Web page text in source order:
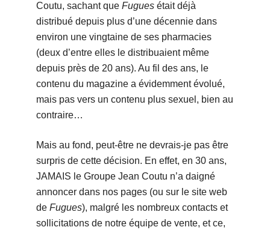
Coutu, sachant que Fuguesétait déjà
distribué depuis plus d’une décennie dans
environ une vingtaine de ses pharmacies
(deux d’entre elles le distribuaient même
depuis près de 20 ans). Au fil des ans, le
contenu du magazine a évidemment évolué,
mais pas vers un contenu plus sexuel, bien au
contraire…
Mais au fond, peut-être ne devrais-je pas être
surpris de cette décision. En effet, en 30 ans,
JAMAIS le Groupe Jean Coutu n’a daigné
annoncer dans nos pages (ou sur le site web
de Fugues), malgré les nombreux contacts et
sollicitations de notre équipe de vente, et ce,